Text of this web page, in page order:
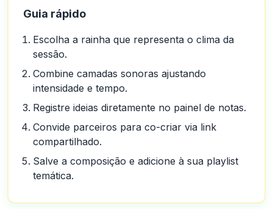
Guia rápido
Escolha a rainha que representa o clima da
sessão.
Combine camadas sonoras ajustando
intensidade e tempo.
Registre ideias diretamente no painel de notas.
Convide parceiros para co-criar via link
compartilhado.
Salve a composição e adicione à sua playlist
temática.